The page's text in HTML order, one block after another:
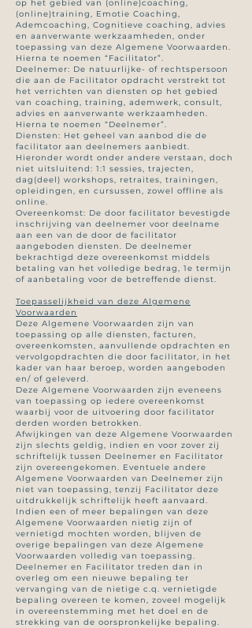
op het gebied van (online)coaching,
(online)training, Emotie Coaching,
Ademcoaching, Cognitieve coaching, advies
en aanverwante werkzaamheden, onder
toepassing van deze Algemene Voorwaarden.
Hierna te noemen “Facilitator”.
Deelnemer: De natuurlijke- of rechtspersoon
die aan de Facilitator opdracht verstrekt tot
het verrichten van diensten op het gebied
van coaching, training, ademwerk, consult,
advies en aanverwante werkzaamheden.
Hierna te noemen “Deelnemer”.
Diensten: Het geheel van aanbod die de
facilitator aan deelnemers aanbiedt.
Hieronder wordt onder andere verstaan, doch
niet uitsluitend: 1:1 sessies, trajecten,
dag(deel) workshops, retraites, trainingen,
opleidingen, en cursussen, zowel offline als
online.
Overeenkomst: De door facilitator bevestigde
inschrijving van deelnemer voor deelname
aan een van de door de facilitator
aangeboden diensten. De deelnemer
bekrachtigd deze overeenkomst middels
betaling van het volledige bedrag, 1e termijn
of aanbetaling voor de betreffende dienst.
Toepasselijkheid van deze Algemene
Voorwaarden
Deze Algemene Voorwaarden zijn van
toepassing op alle diensten, facturen,
overeenkomsten, aanvullende opdrachten en
vervolgopdrachten die door facilitator, in het
kader van haar beroep, worden aangeboden
en/ of geleverd.
Deze Algemene Voorwaarden zijn eveneens
van toepassing op iedere overeenkomst
waarbij voor de uitvoering door facilitator
derden worden betrokken.
Afwijkingen van deze Algemene Voorwaarden
zijn slechts geldig, indien en voor zover zij
schriftelijk tussen Deelnemer en Facilitator
zijn overeengekomen. Eventuele andere
Algemene Voorwaarden van Deelnemer zijn
niet van toepassing, tenzij Facilitator deze
uitdrukkelijk schriftelijk heeft aanvaard.
Indien een of meer bepalingen van deze
Algemene Voorwaarden nietig zijn of
vernietigd mochten worden, blijven de
overige bepalingen van deze Algemene
Voorwaarden volledig van toepassing.
Deelnemer en Facilitator treden dan in
overleg om een nieuwe bepaling ter
vervanging van de nietige c.q. vernietigde
bepaling overeen te komen, zoveel mogelijk
in overeenstemming met het doel en de
strekking van de oorspronkelijke bepaling.